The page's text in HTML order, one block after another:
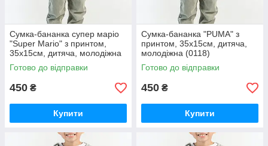
Сумка-бананка супер маріо
"Super Mario" з принтом,
35х15см, дитяча, молодіжна
(0117)
Готово до відправки
450 ₴
Купити
Сумка-бананка "PUMA" з
принтом, 35х15см, дитяча,
молодіжна (0118)
Готово до відправки
450 ₴
Купити